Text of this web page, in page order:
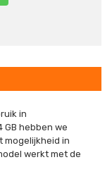
in
GB hebben we
mogelijkheid in
werkt met de